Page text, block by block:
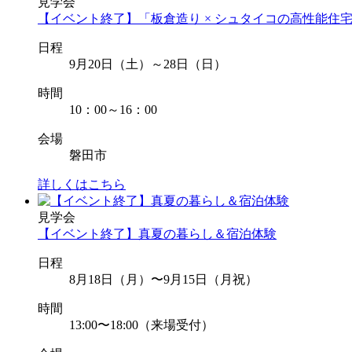
【イベント終了】「板倉造り × シュタイコの高性能住
日程
9月20日（土）～28日（日）
時間
10：00～16：00
会場
磐田市
詳しくはこちら
見学会
【イベント終了】真夏の暮らし＆宿泊体験
日程
8月18日（月）〜9月15日（月祝）
時間
13:00〜18:00（来場受付）